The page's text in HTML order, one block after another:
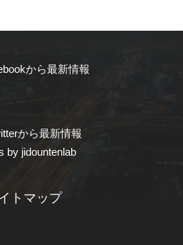
から最新情報
から最新情報
by jidountenlab
トマップ